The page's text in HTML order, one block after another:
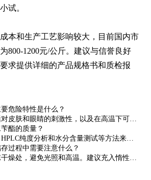
试。
本和生产工艺影响较大，目前国内市
800-1200元/公斤。建议与信誉良好
求提供详细的产品规格书和质检报
危险特性是什么？
皮肤和眼睛的刺激性，以及在高温下可能
操作时应做好个人防护，避免直接接触。
酯的质量？
纯度分析和水分含量测试等方法来评
为白色结晶，纯度≥98%，水分≤0.5%。
过程中需要注意什么？
燥处，避免光照和高温。建议充入惰性气
封后应尽快使用，避免长时间暴露在空气